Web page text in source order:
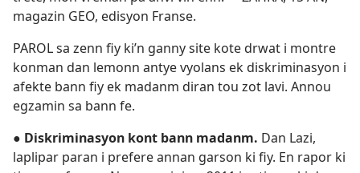
magazin GEO, edisyon Franse.
PAROL sa zenn fiy ki’n ganny site kote drwat i montre
konman dan lemonn antye vyolans ek diskriminasyon i
afekte bann fiy ek madanm diran tou zot lavi. Annou
egzamin sa bann fe.
● Diskriminasyon kont bann madanm. Dan Lazi,
laplipar paran i prefere annan garson ki fiy. En rapor ki